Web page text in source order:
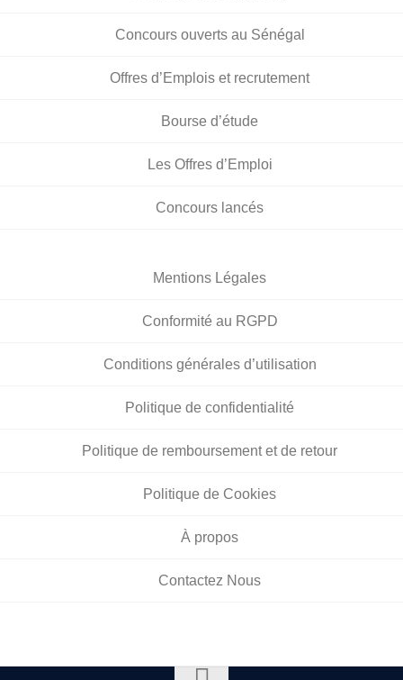
Concours ouverts au Sénégal
Offres d’Emplois et recrutement
Bourse d’étude
Les Offres d’Emploi
Concours lancés
Mentions Légales
Conformité au RGPD
Conditions générales d’utilisation
Politique de confidentialité
Politique de remboursement et de retour
Politique de Cookies
À propos
Contactez Nous